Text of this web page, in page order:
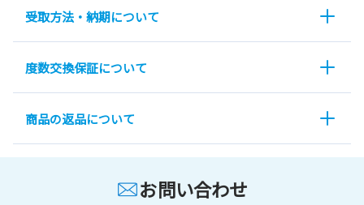
受取方法・納期について
度数交換保証について
商品の返品について
お問い合わせ